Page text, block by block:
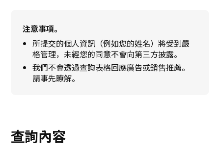
永續發展
注意事項。
所提交的個人資訊（例如您的姓名）將受到嚴
格管理，未經您的同意不會向第三方披露。
我們不會透過查詢表格回應廣告或銷售推薦。
請事先瞭解。
查詢內容